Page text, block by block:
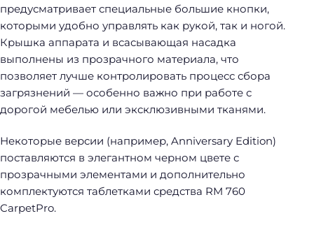
предусматривает специальные большие кнопки,
которыми удобно управлять как рукой, так и ногой.
Крышка аппарата и всасывающая насадка
выполнены из прозрачного материала, что
позволяет лучше контролировать процесс сбора
загрязнений — особенно важно при работе с
дорогой мебелью или эксклюзивными тканями.
Некоторые версии (например, Anniversary Edition)
поставляются в элегантном черном цвете с
прозрачными элементами и дополнительно
комплектуются таблетками средства RM 760
CarpetPro.